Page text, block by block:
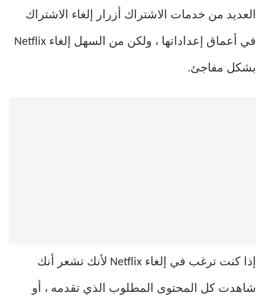
العديد من خدمات الاشتراك أزرار إلغاء الاشتراك
في أعماق إعداداتها ، ولكن من السهل إلغاء Netflix
بشكل مفاجئ.
إذا كنت ترغب في إلغاء Netflix لأنك تشعر أنك
شاهدت كل المحتوى المطلوب الذي تقدمه ، أو